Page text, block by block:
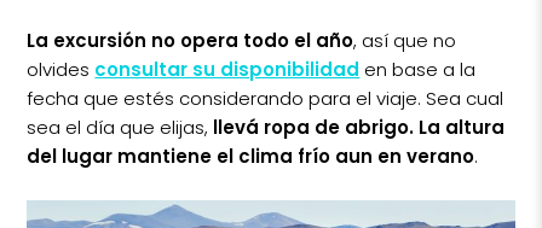
La excursión no opera todo el año, así que no
olvides consultar su disponibilidad en base a la
fecha que estés considerando para el viaje. Sea cual
sea el día que elijas, llevá ropa de abrigo. La altura
del lugar mantiene el clima frío aun en verano.